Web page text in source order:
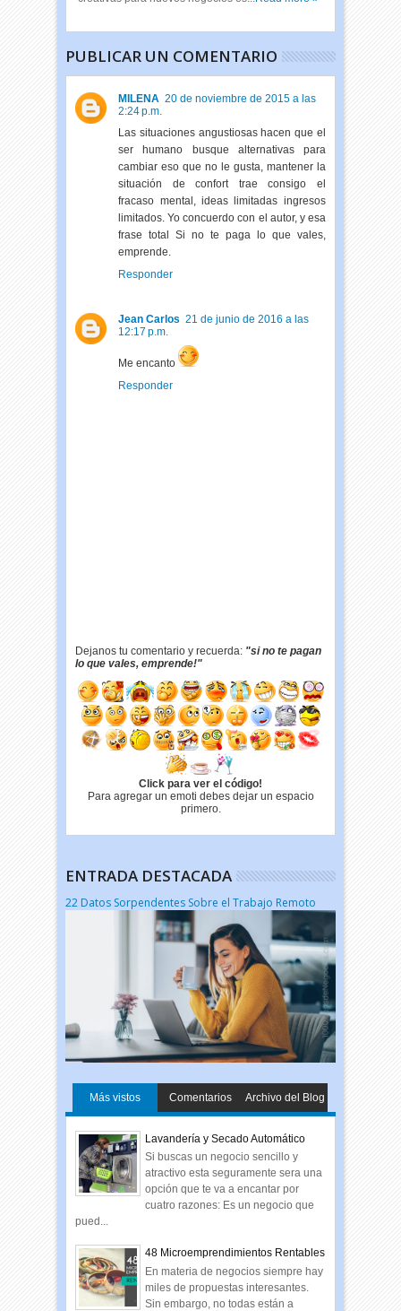
PUBLICAR UN COMENTARIO
MILENA 20 de noviembre de 2015 a las
2:24 p.m.
Las situaciones angustiosas hacen que el
ser humano busque alternativas para
cambiar eso que no le gusta, mantener la
situación de confort trae consigo el
fracaso mental, ideas limitadas ingresos
limitados. Yo concuerdo con el autor, y esa
frase total Si no te paga lo que vales,
emprende.
Responder
Jean Carlos 21 de junio de 2016 a las
12:17 p.m.
Me encanto
Responder
Dejanos tu comentario y recuerda: "si no te pagan
lo que vales, emprende!"
Click para ver el código!
Para agregar un emoti debes dejar un espacio
primero.
ENTRADA DESTACADA
22 Datos Sorpendentes Sobre el Trabajo Remoto
Más vistos Comentarios Archivo del Blog
Lavandería y Secado Automático
Si buscas un negocio sencillo y
atractivo esta seguramente sera una
opción que te va a encantar por
cuatro razones: Es un negocio que
pued...
48 Microemprendimientos Rentables
En materia de negocios siempre hay
miles de propuestas interesantes.
Sin embargo, no todas están a